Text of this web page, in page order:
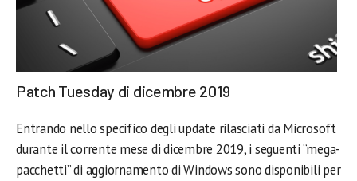
Patch Tuesday di dicembre 2019
Entrando nello specifico degli update rilasciati da Microsoft
durante il corrente mese di dicembre 2019, i seguenti “mega-
pacchetti” di aggiornamento di Windows sono disponibili per